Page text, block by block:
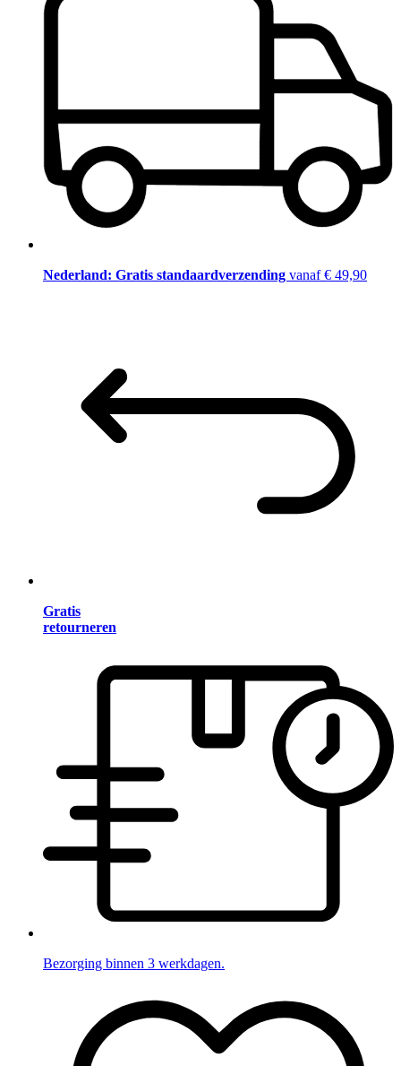
Nederland: Gratis standaardverzending vanaf € 49,90
Gratis
retourneren
Bezorging binnen 3 werkdagen.